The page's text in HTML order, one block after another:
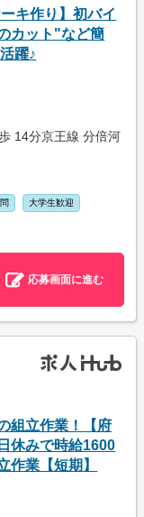
キ作り】初バイ
カット"など簡
躍♪
14分京王線 分倍河
大学生歓迎
応募画面に進む
組立作業！【府
休みで時給1600
作業【短期】